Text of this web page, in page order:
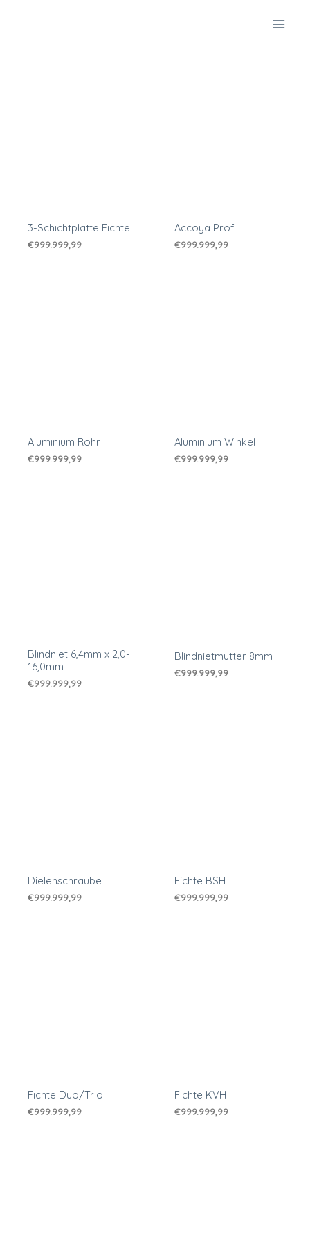
3-Schichtplatte Fichte
€999.999,99
Accoya Profil
€999.999,99
Aluminium Rohr
€999.999,99
Aluminium Winkel
€999.999,99
Blindniet 6,4mm x 2,0-
16,0mm
€999.999,99
Blindnietmutter 8mm
€999.999,99
Dielenschraube
€999.999,99
Fichte BSH
€999.999,99
Fichte Duo/Trio
€999.999,99
Fichte KVH
€999.999,99